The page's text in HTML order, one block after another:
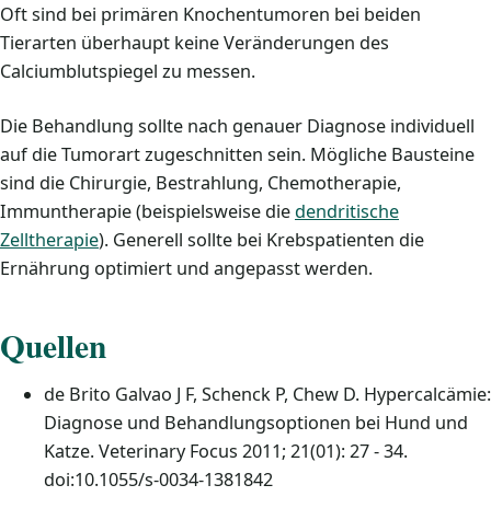
Oft sind bei primären Knochentumoren bei beiden
Tierarten überhaupt keine Veränderungen des
Calciumblutspiegel zu messen.
Die Behandlung sollte nach genauer Diagnose individuell
auf die Tumorart zugeschnitten sein. Mögliche Bausteine
sind die Chirurgie, Bestrahlung, Chemotherapie,
Immuntherapie (beispielsweise diedendritische
Zelltherapie). Generell sollte bei Krebspatienten die
Ernährung optimiert und angepasst werden.
Quellen
de Brito Galvao J F, Schenck P, Chew D. Hypercalcämie:
Diagnose und Behandlungsoptionen bei Hund und
Katze. Veterinary Focus 2011; 21(01): 27 - 34.
doi:10.1055/s-0034-1381842